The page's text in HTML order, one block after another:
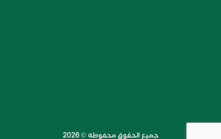
جميع الحقوق محفوظة ©️ 2026